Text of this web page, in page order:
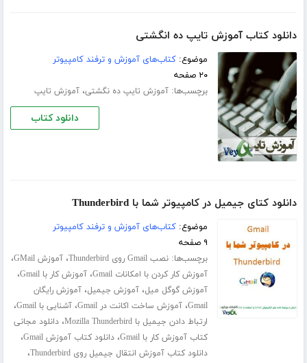
دانلود کتاب آموزش تایپ ده انگشتی
موضوع:کتاب‌های آموزش و ترفند کامپیوتر
۲۰ صفحه
برچسب‌ها:آموزش تایپ ده‌ نگشتی،آموزش تایپ
دانلود کتاب
دانلود کتای جیمیل در کامپیوتر شما با Thunderbird
موضوع:کتاب‌های آموزش و ترفند کامپیوتر
۹ صفحه
برچسب‌ها:نصب Gmail روی Thunderbird ،آموزش GMail ،
آموزش کار کردن با امکانات Gmail ،آموزش کار با Gmail ،
آموزش گوگل میل،آموزش جیمیل،آموزش رایگان
Gmail،آموزش ساخت اکانت در Gmail ،آشنایی با Gmail ،
ارتباط دادن جیمیل با Mozilla Thunderbird ،دانلود مجانی
کتاب آموزش کار با Gmail
،دانلود کتاب آموزش Gmail ،
دانلود کتاب آموزش انتقال جیمیل روی Thunderbird
،